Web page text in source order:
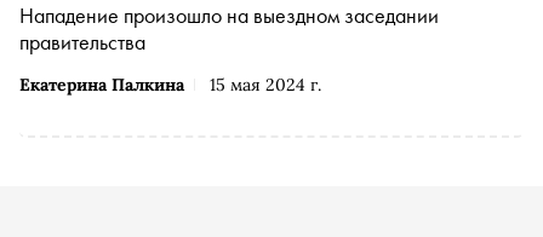
Екатерина Палкина 15 мая 2024 г.
Нападение произошло на выездном заседании
правительства